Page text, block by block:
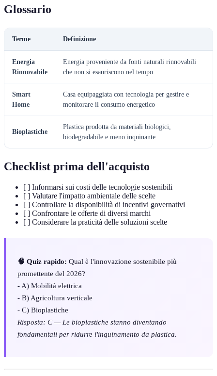
Glossario
Terme Definizione
Energia
Rinnovabile
Energia proveniente da fonti naturali rinnovabili
che non si esauriscono nel tempo
Smart
Home
Casa equipaggiata con tecnologia per gestire e
monitorare il consumo energetico
Bioplastiche
Plastica prodotta da materiali biologici,
biodegradabile e meno inquinante
Checklist prima dell'acquisto
[ ] Informarsi sui costi delle tecnologie sostenibili
[ ] Valutare l'impatto ambientale delle scelte
[ ] Controllare la disponibilità di incentivi governativi
[ ] Confrontare le offerte di diversi marchi
[ ] Considerare la praticità delle soluzioni scelte
🧠 Quiz rapido: Qual è l'innovazione sostenibile più
promettente del 2026?
- A) Mobilità elettrica
- B) Agricoltura verticale
- C) Bioplastiche
Risposta: C — Le bioplastiche stanno diventando
fondamentali per ridurre l'inquinamento da plastica.